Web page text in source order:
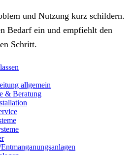
und Nutzung kurz schildern.
Bedarf ein und empfiehlt den
Schritt.
allgemein
& Beratung